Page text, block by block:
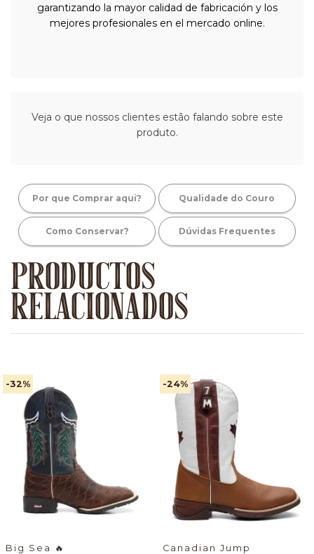
garantizando la mayor calidad de fabricación y los
mejores profesionales en el mercado online.
Veja o que nossos clientes estão falando sobre este
produto.
Por que Comprar aqui? Qualidade do Couro
Como Conservar? Dúvidas Frequentes
PRODUCTOS
RELACIONADOS
-32%
Big Sea 🔥
-24%
Canadian Jump